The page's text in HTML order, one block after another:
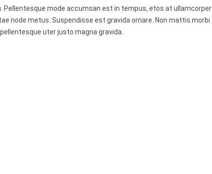
Pellentesque mode accumsan est in tempus, etos at ullamcorper
node metus. Suspendisse est gravida ornare. Non mattis morbi
uter justo magna gravida.